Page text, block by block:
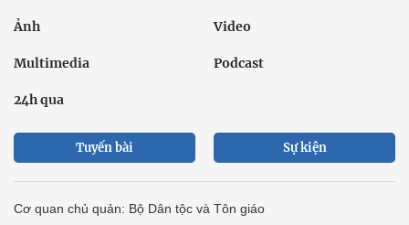
Ảnh Video
Multimedia Podcast
24h qua
Tuyến bài Sự kiện
Cơ quan chủ quản: Bộ Dân tộc và Tôn giáo